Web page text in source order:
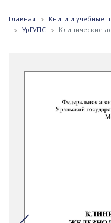
Главная Книги и учебные
УрГУПС
Клинические